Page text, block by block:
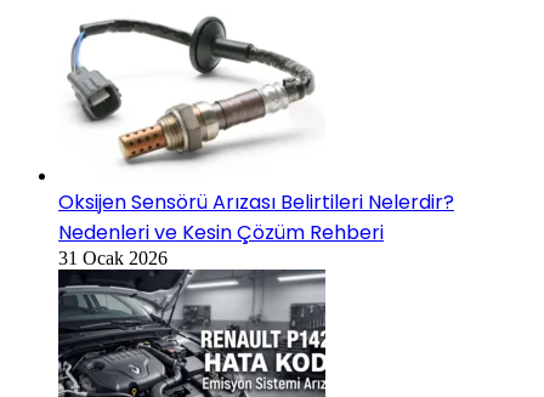
Oksijen Sensörü Arızası Belirtileri Nelerdir?
Nedenleri ve Kesin Çözüm Rehberi
31 Ocak 2026